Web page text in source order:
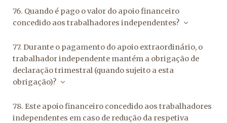
76. Quando é pago o valor do apoio financeiro
concedido aos trabalhadores independentes?
77. Durante o pagamento do apoio extraordinário, o
trabalhador independente mantém a obrigação de
declaração trimestral (quando sujeito a esta
obrigação)?
78. Este apoio financeiro concedido aos trabalhadores
independentes em caso de redução da respetiva